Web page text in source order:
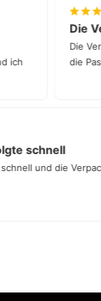
Die
Die
die
schnell
schnell und die